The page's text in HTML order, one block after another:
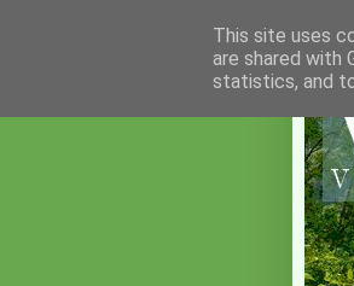
This site uses
are shared with
statistics, and